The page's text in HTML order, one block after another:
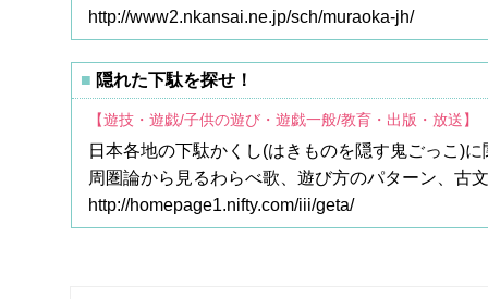
http://www2.nkansai.ne.jp/sch/muraoka-jh/
隠れた下駄を探せ！
【遊技・遊戯/子供の遊び・遊戯一般/教育・出版・放送】
日本各地の下駄かくし(はきものを隠す鬼ごっこ)
周圏論から見るわらべ歌、遊び方のパターン、古
http://homepage1.nifty.com/iii/geta/